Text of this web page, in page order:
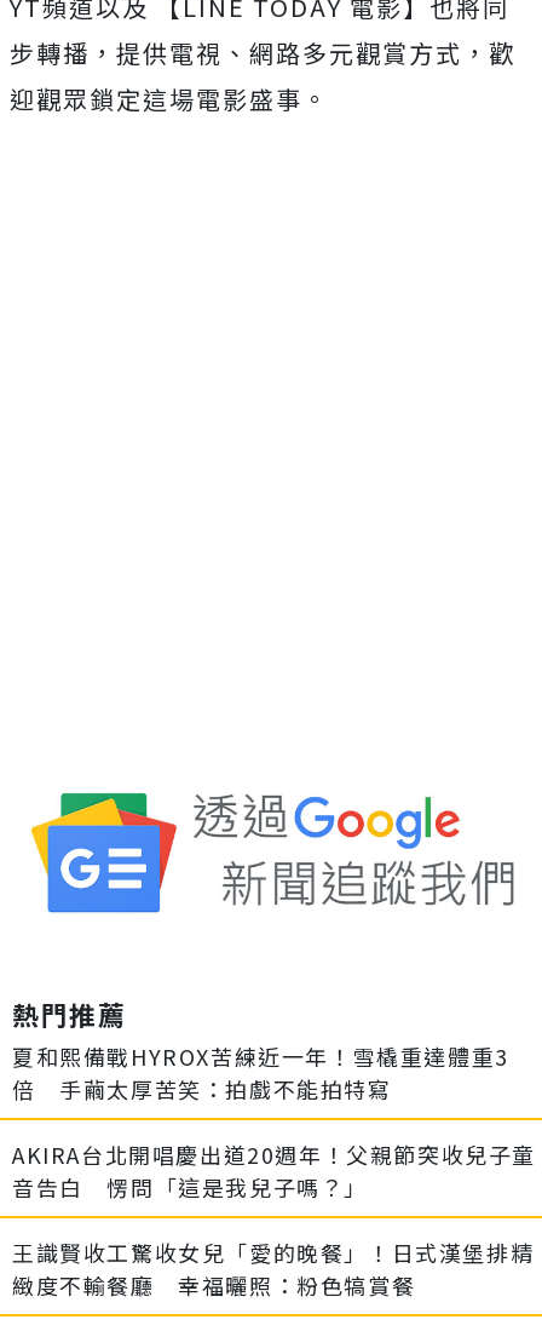
YT頻道以及 【LINE TODAY 電影】也將同
步轉播，提供電視、網路多元觀賞方式， 歡
迎觀眾鎖定這場電影盛事。
熱門推薦
夏和熙備戰HYROX苦練近一年！雪橇重達體重3
倍 手繭太厚苦笑：拍戲不能拍特寫
AKIRA台北開唱慶出道20週年！父親節突收兒子童
音告白 愣問「這是我兒子嗎？」
王識賢收工驚收女兒「愛的晚餐」！日式漢堡排精
緻度不輸餐廳 幸福曬照：粉色犒賞餐